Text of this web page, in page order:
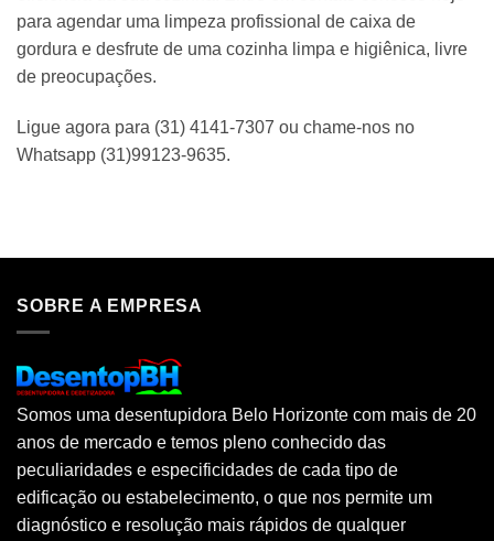
para agendar uma limpeza profissional de caixa de
gordura e desfrute de uma cozinha limpa e higiênica, livre
de preocupações.
Ligue agora para (31) 4141-7307 ou chame-nos no
Whatsapp (31)99123-9635.
SOBRE A EMPRESA
Somos uma desentupidora Belo Horizonte com mais de 20
anos de mercado e temos pleno conhecido das
peculiaridades e especificidades de cada tipo de
edificação ou estabelecimento, o que nos permite um
diagnóstico e resolução mais rápidos de qualquer